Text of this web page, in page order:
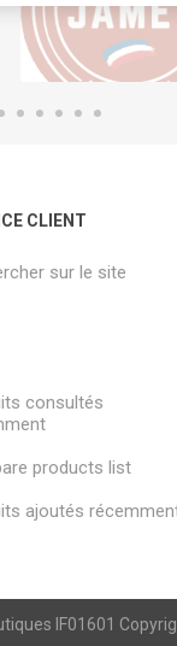
CLIENT
sur le site
consultés
products list
ajoutés
IF01601